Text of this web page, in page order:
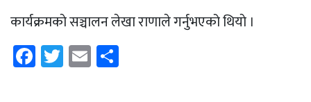
कार्यक्रमकाे सञ्चालन लेखा राणाले गर्नुभएको थियाे ।
Facebook
Twitter
Email